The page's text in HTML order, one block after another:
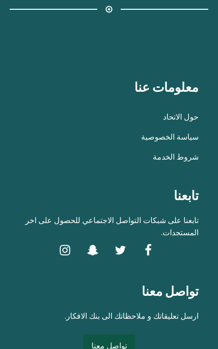
معلومات عنا
حول الاتحاد
سياسة الخصوصية
شروط الخدمة
تابعنا
تابعنا على شبكات التواصل الاجتماعي للحصول على اخر
المستجدات.
تواصل معنا
ارسل تعليقاتك و ملاحظاتك الى بنك الافكار.
تواصل معنا